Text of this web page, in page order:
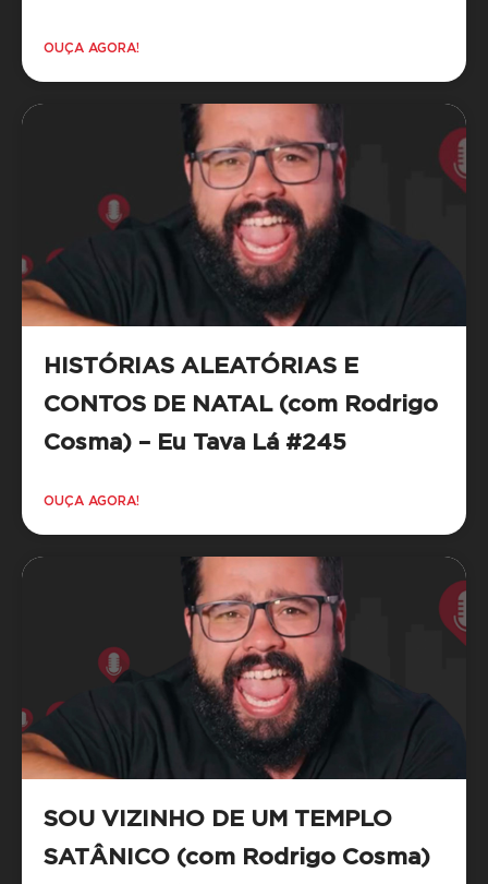
OUÇA AGORA!
HISTÓRIAS ALEATÓRIAS E
CONTOS DE NATAL (com Rodrigo
Cosma) – Eu Tava Lá #245
OUÇA AGORA!
SOU VIZINHO DE UM TEMPLO
SATÂNICO (com Rodrigo Cosma)